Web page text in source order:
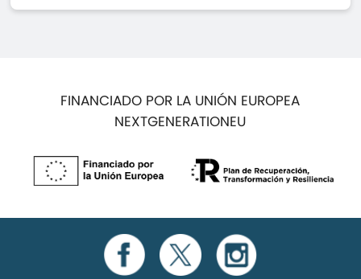
FINANCIADO POR LA UNIÓN EUROPEA
NEXTGENERATIONEU